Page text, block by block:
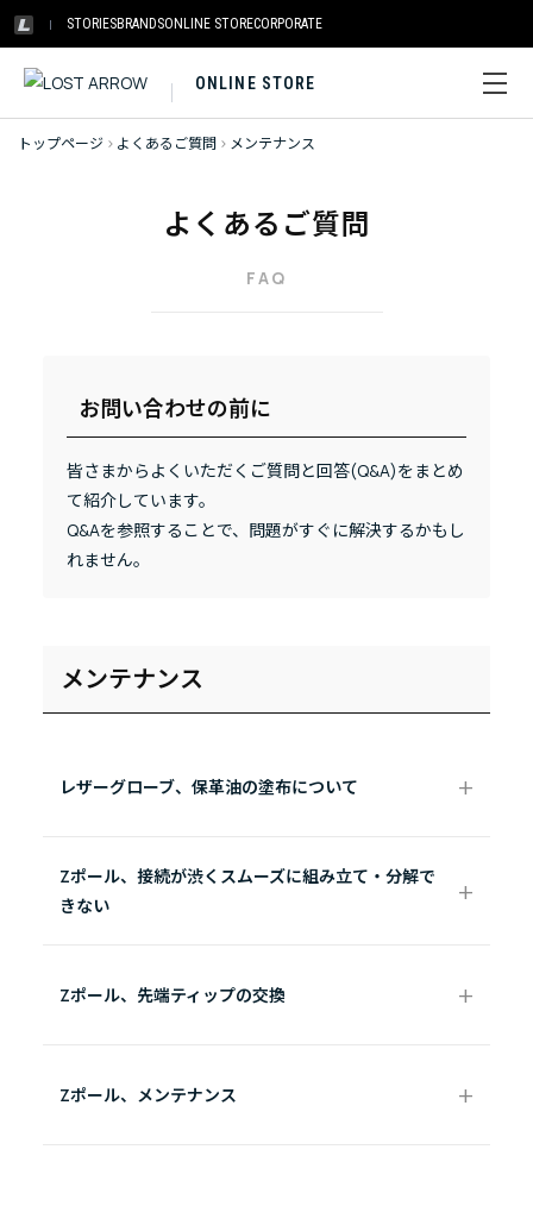
STORIESBRANDSONLINE STORECORPORATE
ONLINE STORE
トップページ > よくあるご質問 > メンテナンス
よくあるご質問
FAQ
お問い合わせの前に
皆さまからよくいただくご質問と回答(Q&A)をまとめ
て紹介しています。
Q&Aを参照することで、問題がすぐに解決するかもし
れません。
メンテナンス
レザーグローブ、保革油の塗布について
Zポール、接続が渋くスムーズに組み立て・分解で
きない
Zポール、先端ティップの交換
Zポール、メンテナンス